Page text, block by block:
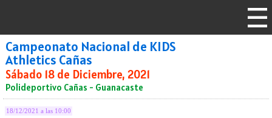
Campeonato Nacional de KIDS
Athletics Cañas
Sábado 18 de Diciembre, 2021
Polideportivo Cañas - Guanacaste
18/12/2021 a las 10:00